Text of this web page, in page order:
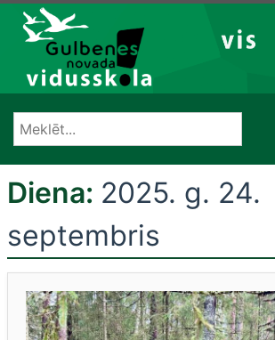
Izlaist
VIS
Diena: 2025. g. 24.
septembris